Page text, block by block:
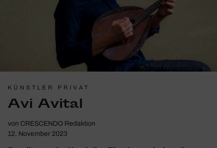
KÜNSTLER PRIVAT
Avi Avital
von CRESCENDO Redaktion
12. November 2023